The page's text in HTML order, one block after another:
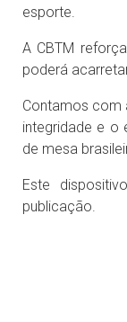
esporte.
A CBTM
poderá
Contamos com
integridade e o
de mesa
Este
publicação.